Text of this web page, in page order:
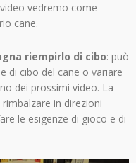
vedremo come
cane.
riempirlo di cibo: può
di cibo del cane o variare
dei prossimi video. La
in direzioni
le esigenze di gioco e di